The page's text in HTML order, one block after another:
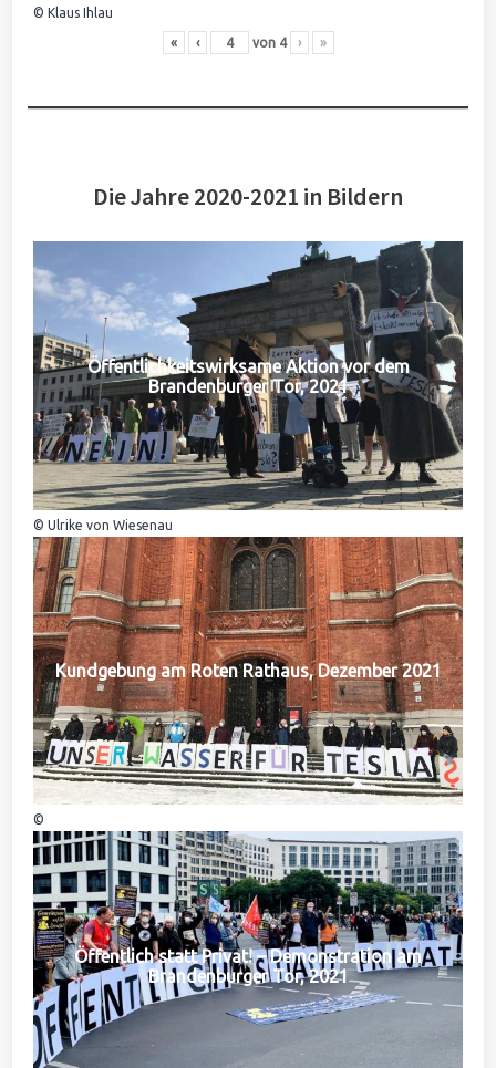
© Klaus Ihlau
« ‹ von 4 › »
Die Jahre 2020-2021 in Bildern
Öffentlichkeitswirksame Aktion vor dem
Brandenburger Tor, 2021
© Ulrike von Wiesenau
Kundgebung am Roten Rathaus, Dezember 2021
©
Öffentlich statt Privat! – Demonstration am
Brandenburger Tor, 2021